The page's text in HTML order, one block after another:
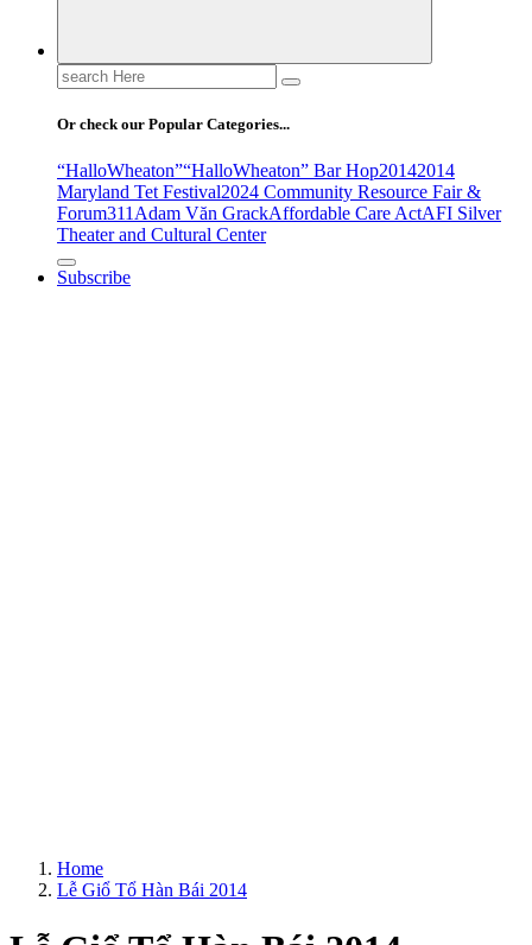
Search
for:
Or check our Popular Categories...
“HalloWheaton”“HalloWheaton” Bar Hop20142014
Maryland Tet Festival2024 Community Resource Fair &
Forum311Adam Văn GrackAffordable Care ActAFI Silver
Theater and Cultural Center
Subscribe
Home
Lễ Giổ Tổ Hàn Bái 2014